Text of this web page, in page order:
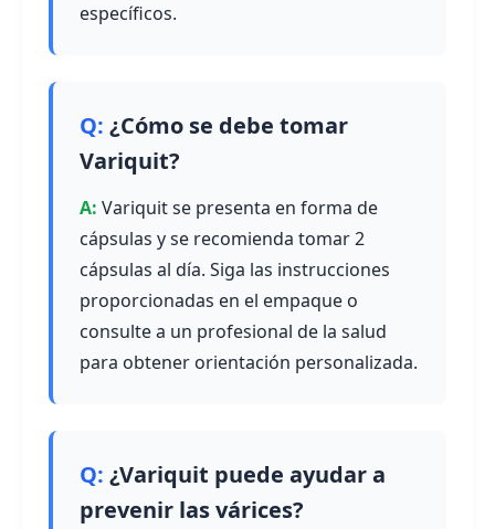
específicos.
¿Cómo se debe tomar
Variquit?
Variquit se presenta en forma de
cápsulas y se recomienda tomar 2
cápsulas al día. Siga las instrucciones
proporcionadas en el empaque o
consulte a un profesional de la salud
para obtener orientación personalizada.
¿Variquit puede ayudar a
prevenir las várices?